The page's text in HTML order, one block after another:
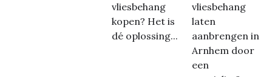
vliesbehang
kopen? Het is
dé oplossing...
vliesbehang
laten
aanbrengen in
Arnhem door
een